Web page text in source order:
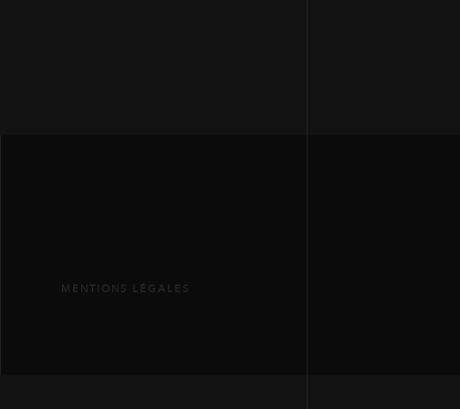
MENTIONS LÉGALES